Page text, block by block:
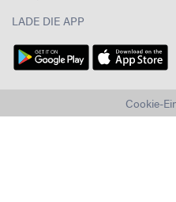
LADE DIE APP
Cookie-